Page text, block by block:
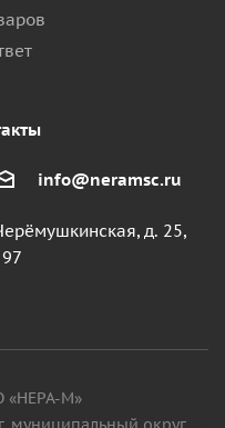
info@neramsc.ru
д. 25,
«НЕРА-М»